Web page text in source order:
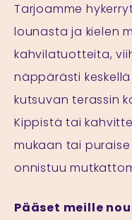
Tarjoamme
lounasta ja kielen
kahvilatuotteita,
näppärästi
kutsuvan terassin
Kippistä tai
mukaan tai puraise
onnistuu
Pääset meille